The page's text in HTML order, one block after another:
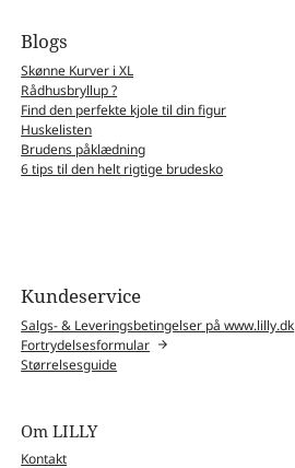
Blogs
Skønne Kurver i XL
Rådhusbryllup ?
Find den perfekte kjole til din figur
Huskelisten
Brudens påklædning
6 tips til den helt rigtige brudesko
Kundeservice
Salgs- & Leveringsbetingelser på www.lilly.dk
Fortrydelsesformular
Størrelsesguide
Om LILLY
Kontakt